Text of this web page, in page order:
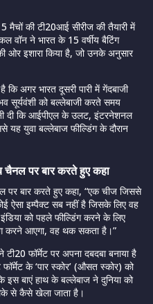
की टी20आई सीरीज की तैयारी में
वॉन ने भारत के 15 वर्षीय बैटिंग
ओर इशारा किया है, जो उनके अनुसार
कि अगर भारत दूसरी पारी में गेंदबाजी
सूर्यवंशी को बल्लेबाजी करते समय
दी कि आईपीएल के उलट, इंटरनेशनल
यह युवा बल्लेबाज फील्डिंग के दौरान
पर बार करते हुए कहा
बार करते हुए कहा, “एक चीज जिससे
ऐसा इम्पैक्ट सब नहीं है जिसके लिए वह
को पहले फील्डिंग करने के लिए
करने आएगा, वह थक सकता है।”
फॉर्मेट पर अपना दबदबा बनाया है
के ‘पार स्कोर’ (औसत स्कोर) को
इस बाएं हाथ के बल्लेबाज ने दुनिया को
से कैसे खेला जाता है।